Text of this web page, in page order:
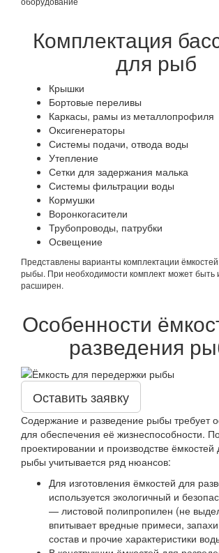
Комплектация
для рыб
Крышки
Бортовые переливы
Каркасы, рамы из металлопрофиля
Оксигенераторы
Системы подачи, отвода воды
Утепление
Сетки для задержания малька
Системы фильтрации воды
Кормушки
Воронкогасители
Трубопроводы, патрубки
Освещение
Представлены варианты комплектации
рыбы. При необходимости комплект может быть
расширен.
Особенности
разведения
Оставить заявку
Содержание и разведение рыбы требует
для обеспечения её жизнеспособности.
проектировании и производстве
рыбы учитывается ряд нюансов:
Для изготовления ёмкостей для
используется экологичный и
— листовой полипропилен (не
впитывает вредные примеси,
состав и прочие характеристики